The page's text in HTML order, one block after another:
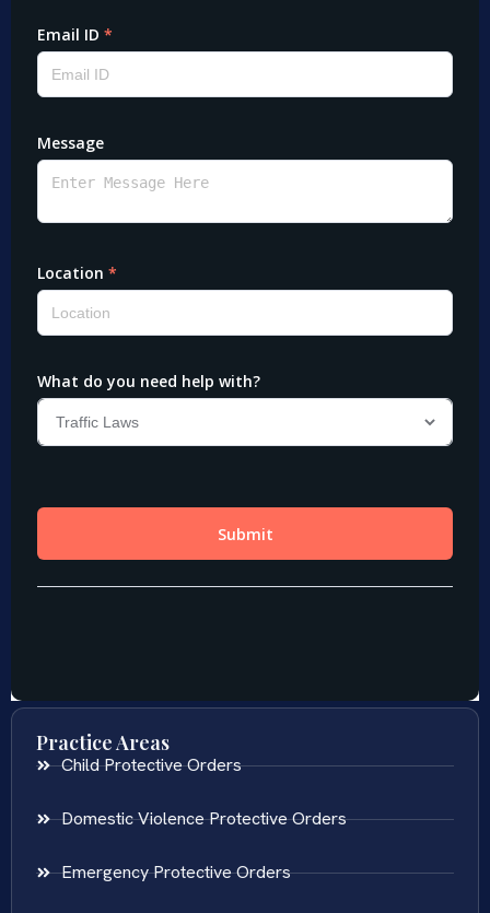
Practice Areas
Child Protective Orders
Domestic Violence Protective Orders
Emergency Protective Orders